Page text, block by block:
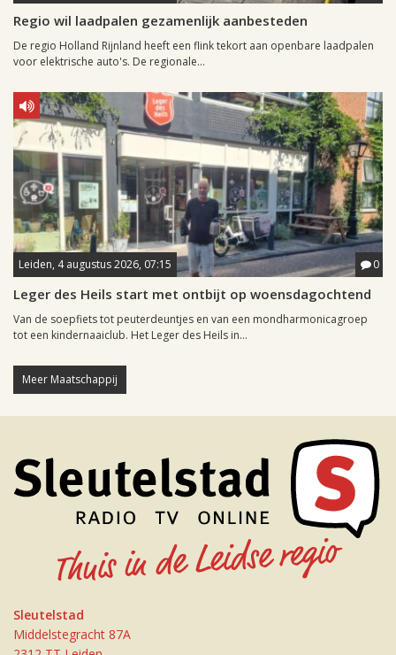
Regio wil laadpalen gezamenlijk aanbesteden
De regio Holland Rijnland heeft een flink tekort aan openbare laadpalen
voor elektrische auto's. De regionale...
Leiden, 4 augustus 2026, 07:15 0
Leger des Heils start met ontbijt op woensdagochtend
Van de soepfiets tot peuterdeuntjes en van een mondharmonicagroep
tot een kindernaaiclub. Het Leger des Heils in...
Meer Maatschappij
Sleutelstad
Middelstegracht 87A